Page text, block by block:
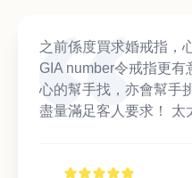
之前係度買求婚戒指，
GIA number令戒指更
心的幫手找，亦會幫手
盡量滿足客人要求！ 太